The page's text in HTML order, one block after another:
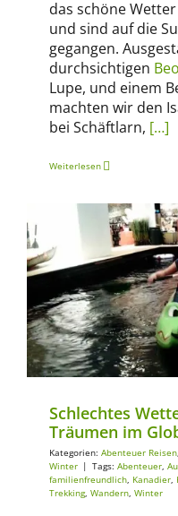
das schöne
und sind auf die
gegangen.
durchsichtigen
Lupe, und einem
machten wir den
bei Schäftlarn, […]
Weiterlesen
Abenteuer Reisen
Schlechtes
Träumen im
Kategorien: Abenteuer Reisen,
Winter | Tags: Abenteuer,
familienfreundlich, Kanadier,
Trekking, Wandern, Winter